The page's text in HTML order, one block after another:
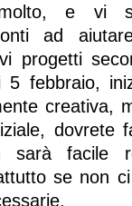
molto, e vi
ad
progetti
5 febbraio,
creativa,
dovrete
facile
se non